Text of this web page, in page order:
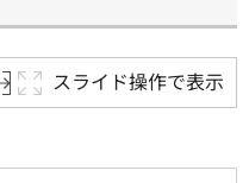
スライド操作で表示